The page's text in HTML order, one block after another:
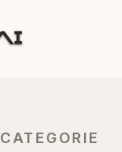
CATEGORIE